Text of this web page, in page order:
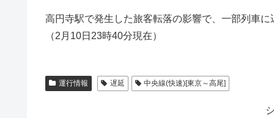
高円寺駅で発生した旅客転落の影響で、一部列車に
（2月10日23時40分現在）
運行情報 遅延 中央線(快速)[東京～高尾]